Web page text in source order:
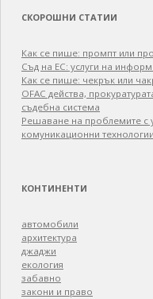
СКОРОШНИ СТАТИИ
Как се пише: промпт или
Съд на ЕС: услуги на
Как се пише: чекрък или
OFAC действа,
съдебна система
Решаване на проблемите с
комуникационни
КОНТИНЕНТИ
автомобили
архитектура
джаджи
екология
забавно
закони и право